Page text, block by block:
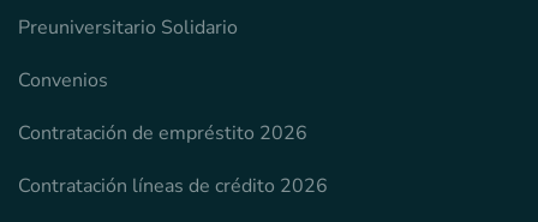
Preuniversitario Solidario
Convenios
Contratación de empréstito 2026
Contratación líneas de crédito 2026